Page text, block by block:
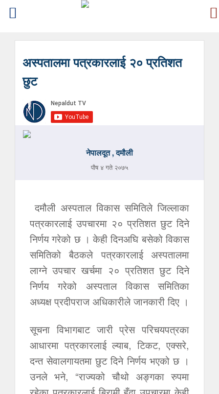
अस्पतालमा पत्रकारलाई २० प्रतिशत
छुट
नेपालदूत , दमौली
पौष ४ गते २०७५
दमौली अस्पताल विकास समितिले जिल्लाका
पत्रकारलाई उपचारमा २० प्रतिशत छुट दिने
निर्णय गरेको छ । केही दिनअघि बसेको विकास
समितिको बैठकले पत्रकारलाई अस्पतालमा
लाग्ने उपचार खर्चमा २० प्रतिशत छुट दिने
निर्णय गरेको अस्पताल विकास समितिका
अध्यक्ष प्रदीपराज अधिकारीले जानकारी दिए ।
सूचना विभागबाट जारी प्रेस परिचयपत्रका
आधारमा पत्रकारलाई ल्याब, टिकट, एक्सरे,
दन्त सेवालगायतमा छुट दिने निर्णय भएको छ ।
उनले भने, “राज्यको चौथो अङ्गका रुपमा